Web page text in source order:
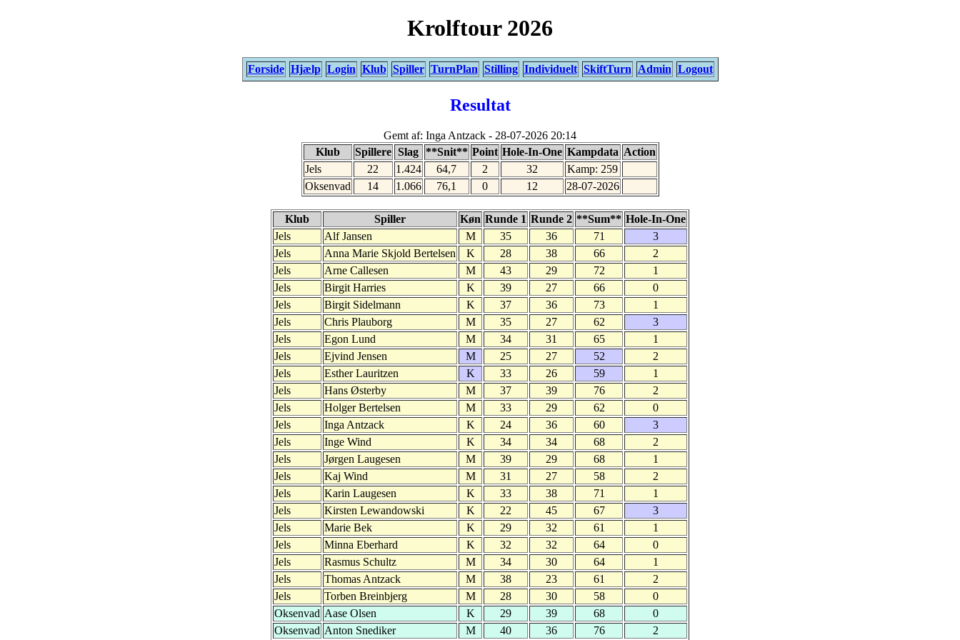
Krolftour 2026
Forside Hjælp Login Klub Spiller TurnPlan Stilling Individuelt SkiftTurn Admin Logout
Resultat
Gemt af: Inga Antzack - 28-07-2026 20:14
Klub
Spillere Slag **Snit** Point Hole-In-One Kampdata Action
Jels
22 1.424 64,7 2 32
Kamp: 259
Oksenvad
14 1.066 76,1 0 12 28-07-2026
Klub Spiller Køn Runde 1 Runde 2 **Sum** Hole-In-One
Jels
Alf Jansen M 35 36 71
3
Jels
Anna Marie Skjold Bertelsen K 28 38 66
2
Jels
Arne Callesen M 43 29 72
1
Jels
Birgit Harries K 39 27 66
0
Jels
Birgit Sidelmann K 37 36 73
1
Jels
Chris Plauborg M 35 27 62
3
Jels
Egon Lund M 34 31 65
1
Jels
Ejvind Jensen M 25 27 52
2
Jels
Esther Lauritzen K 33 26 59
1
Jels
Hans Østerby M 37 39 76
2
Jels
Holger Bertelsen M 33 29 62
0
Jels
Inga Antzack K 24 36 60
3
Jels
Inge Wind K 34 34 68
2
Jels
Jørgen Laugesen M 39 29 68
1
Jels
Kaj Wind M 31 27 58
2
Jels
Karin Laugesen K 33 38 71
1
Jels
Kirsten Lewandowski K 22 45 67
3
Jels
Marie Bek K 29 32 61
1
Jels
Minna Eberhard K 32 32 64
0
Jels
Rasmus Schultz M 34 30 64
1
Jels
Thomas Antzack M 38 23 61
2
Jels
Torben Breinbjerg M 28 30 58
0
Oksenvad Aase Olsen K 29 39 68
0
Oksenvad Anton Snediker M 40 36 76 2